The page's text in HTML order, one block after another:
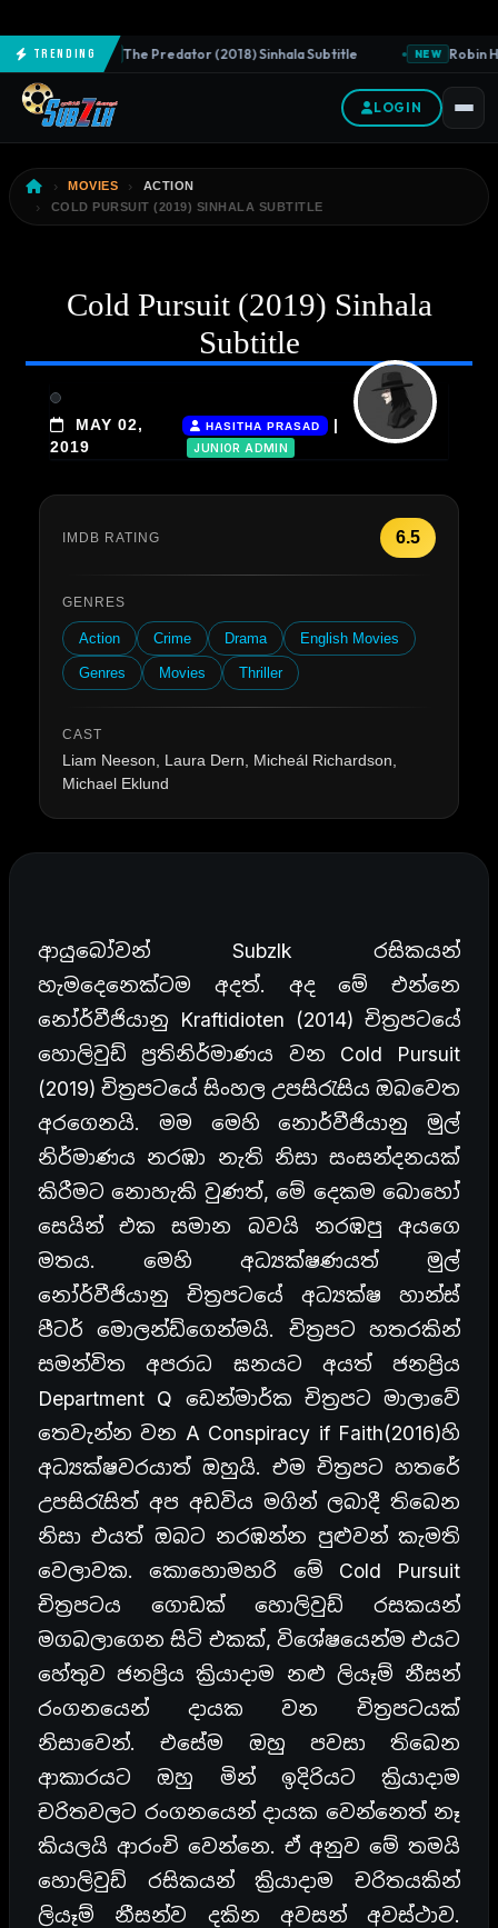
TrendingNEW The Predator (2018) Sinhala Subtitle NEW Robin
LOGIN
MOVIES
ACTION
COLD PURSUIT (2019) SINHALA SUBTITLE
Cold Pursuit (2019) Sinhala
Subtitle
MAY 02,
2019
HASITHA PRASAD |
JUNIOR ADMIN
IMDB RATING 6.5
GENRES
Action Crime Drama English Movies
Genres Movies Thriller
CAST
Liam Neeson, Laura Dern, Micheál Richardson,
Michael Eklund
ආයුබෝවන් Subzlk රසිකයන්
හැමදෙනෙක්ටම අදත්. අද මේ එන්නෙ
නෝර්වීජියානු Kraftidioten (2014) චිත්‍රපටයේ
හොලිවුඩ් ප්‍රතිනිර්මාණය වන Cold Pursuit
(2019) චිත්‍රපටයේ සිංහල උපසිරැසිය ඔබවෙත
අරගෙනයි. මම මෙහි නොර්වීජියානු මුල්
නිර්මාණය නරඹා නැති නිසා සංසන්දනයක්
කිරීමට නොහැකි වුණත්, මේ දෙකම බොහෝ
සෙයින් එක සමාන බවයි නරඹපු අයගෙ
මතය. මෙහි අධ්‍යක්ෂණයත් මුල්
නෝර්වීජියානු චිත්‍රපටයේ අධ්‍යක්ෂ හාන්ස්
පීටර් මොලන්ඩ්ගෙන්මයි. චිත්‍රපට හතරකින්
සමන්විත අපරාධ ඝනයට අයත් ජනප්‍රිය
Department Q ඩෙන්මාර්ක චිත්‍රපට මාලාවේ
තෙවැන්න වන A Conspiracy if Faith(2016)හි
අධ්‍යක්ෂවරයාත් ඔහුයි. එම චිත්‍රපට හතරේ
උපසිරැසිත් අප අඩවිය මගින් ලබාදී තිබෙන
නිසා එයත් ඔබට නරඹන්න පුළුවන් කැමති
වෙලාවක. කොහොමහරි මේ Cold Pursuit
චිත්‍රපටය ගොඩක් හොලිවුඩ් රසකයන්
මගබලාගෙන සිටි එකක්, විශේෂයෙන්ම එයට
හේතුව ජනප්‍රිය ක්‍රියාදාම නළු ලියෑම් නීසන්
රංගනයෙන් දායක වන චිත්‍රපටයක්
නිසාවෙන්. එසේම ඔහු පවසා තිබෙන
ආකාරයට ඔහු මින් ඉදිරියට ක්‍රියාදාම
චරිතවලට රංගනයෙන් දායක වෙන්නෙත් නෑ
කියලයි ආරංචි වෙන්නෙ. ඒ අනුව මේ තමයි
හොලිවුඩ් රසිකයන් ක්‍රියාදාම චරිතයකින්
ලියෑම් නීසන්ව දකින අවසන් අවස්ථාව.